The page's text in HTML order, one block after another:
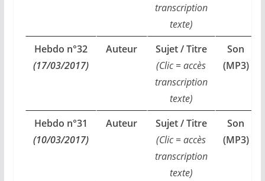
transcription
texte)
Hebdo n°32
(17/03/2017)
Auteur
Sujet / Titre
(Clic = accès
transcription
texte)
Son
(MP3)
Hebdo n°31
(10/03/2017)
Auteur
Sujet / Titre
(Clic = accès
transcription
texte)
Son
(MP3)